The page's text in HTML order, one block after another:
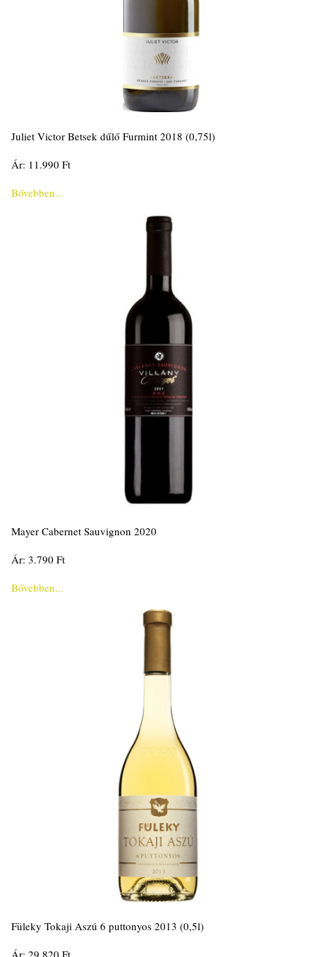
Juliet Victor Betsek dűlő Furmint 2018 (0,75l)
Ár: 11.990 Ft
Bővebben...
Mayer Cabernet Sauvignon 2020
Ár: 3.790 Ft
Bővebben...
Füleky Tokaji Aszú 6 puttonyos 2013 (0,5l)